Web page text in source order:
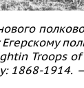
Troops
1868-1914.